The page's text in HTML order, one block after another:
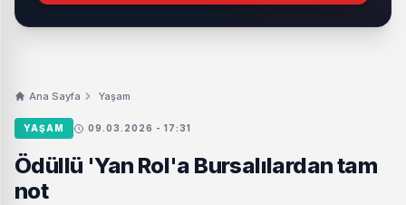
Ana Sayfa Yaşam
YAŞAM 09.03.2026 - 17:31
Ödüllü 'Yan Rol'a Bursalılardan tam
not